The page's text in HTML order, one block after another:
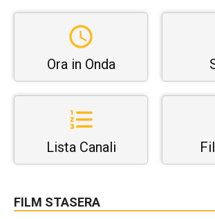
Ora in Onda
Lista Canali
FILM STASERA